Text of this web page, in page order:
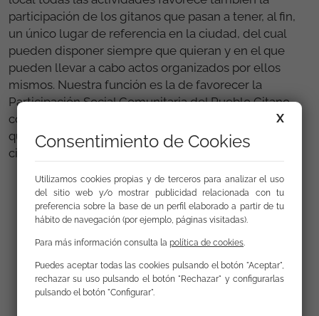
participación de los gitanos que pasan a tener, al fin,
un único lugar de referencia en la ciudad, del cual
pueden disponer siempre que quieran y en el que
pueden llevar a cabo actos organizados por ellos
mismos. Nuestra función es la de favorecer la
Participación Social Comunitaria del Pueblo Gitano,
con lo que este local no es exclusivo de la FSG, sino
que está a total disposición de los Gitanos de la
ciudad.
Galería
X
Consentimiento de Cookies
Utilizamos cookies propias y de terceros para analizar el uso
del sitio web y/o mostrar publicidad relacionada con tu
preferencia sobre la base de un perfil elaborado a partir de tu
hábito de navegación (por ejemplo, páginas visitadas).
Para más información consulta la política de cookies.
Puedes aceptar todas las cookies pulsando el botón "Aceptar",
rechazar su uso pulsando el botón "Rechazar" y configurarlas
pulsando el botón "Configurar".